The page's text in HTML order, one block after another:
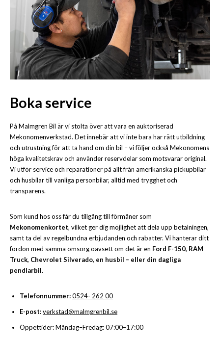
Boka service
På Malmgren Bil är vi stolta över att vara en auktoriserad
Mekonomenverkstad. Det innebär att vi inte bara har rätt utbildning
och utrustning för att ta hand om din bil – vi följer också Mekonomens
höga kvalitetskrav och använder reservdelar som motsvarar original.
Vi utför service och reparationer på allt från amerikanska pickupbilar
och husbilar till vanliga personbilar, alltid med trygghet och
transparens.
Som kund hos oss får du tillgång till förmåner som
Mekonomenkortet, vilket ger dig möjlighet att dela upp betalningen,
samt ta del av regelbundna erbjudanden och rabatter. Vi hanterar ditt
fordon med samma omsorg oavsett om det är en Ford F-150, RAM
Truck, Chevrolet Silverado, en husbil – eller din dagliga
pendlarbil.
Telefonnummer:0524- 262 00
E-post:verkstad@malmgrenbil.se
Öppettider: Måndag–Fredag: 07:00–17:00